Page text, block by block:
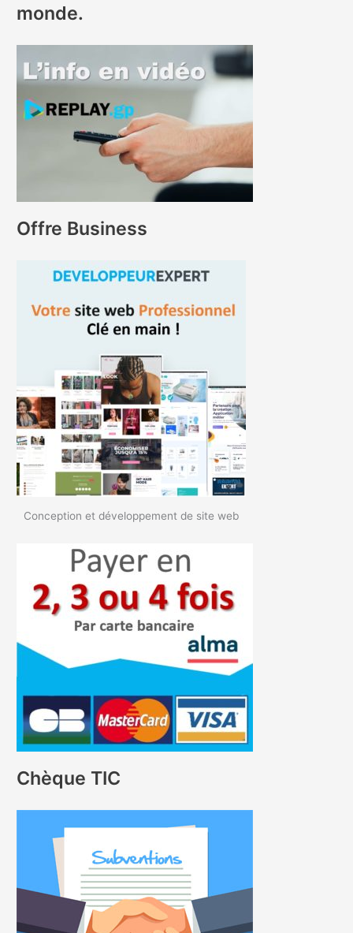
monde.
Offre Business
Conception et développement de site web
Chèque TIC